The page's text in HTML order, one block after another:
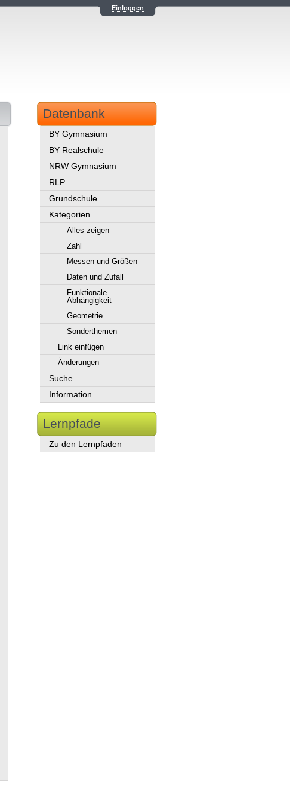
Einloggen
Datenbank
BY Gymnasium
BY Realschule
NRW Gymnasium
RLP
Grundschule
Kategorien
Alles zeigen
Zahl
Messen und Größen
Daten und Zufall
Funktionale
Abhängigkeit
Geometrie
Sonderthemen
Link einfügen
Änderungen
Suche
Information
Lernpfade
Zu den Lernpfaden